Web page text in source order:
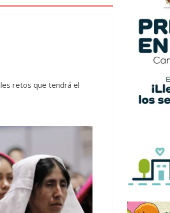
retos que tendrá el